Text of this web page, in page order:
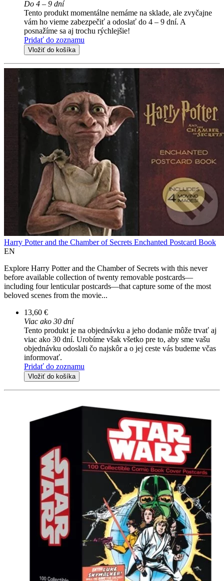
Do 4 – 9 dní
Tento produkt momentálne nemáme na sklade, ale zvyčajne
vám ho vieme zabezpečiť a odoslať do 4 – 9 dní. A
posnažíme sa aj trochu rýchlejšie!
Pridať do zoznamu
Vložiť do košíka
Harry Potter and the Chamber of Secrets Enchanted Postcard Book
EN
Explore Harry Potter and the Chamber of Secrets with this never
before available collection of twenty removable postcards—
including four lenticular postcards—that capture some of the most
beloved scenes from the movie...
13,60 €
Viac ako 30 dní
Tento produkt je na objednávku a jeho dodanie môže trvať aj
viac ako 30 dní. Urobíme však všetko pre to, aby sme vašu
objednávku odoslali čo najskôr a o jej ceste vás budeme včas
informovať.
Pridať do zoznamu
Vložiť do košíka